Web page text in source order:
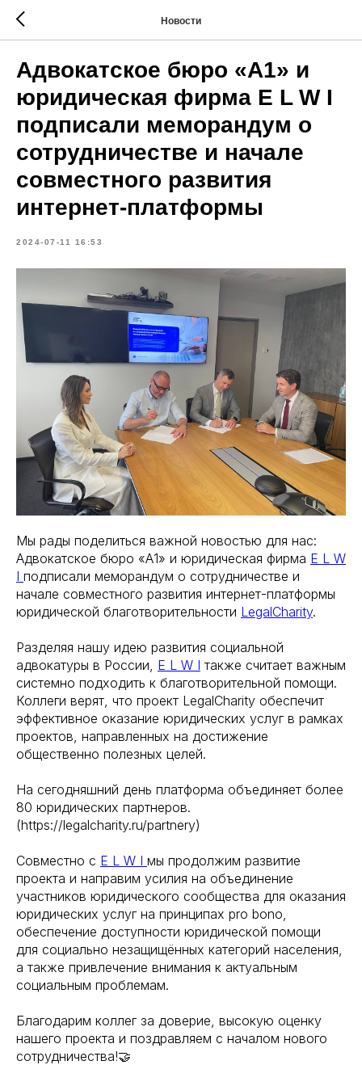
Новости
Адвокатское бюро «А1» и
юридическая фирма E L W I
подписали меморандум о
сотрудничестве и начале
совместного развития
интернет-платформы
2024-07-11 16:53
Мы рады поделиться важной новостью для нас:
Адвокатское бюро «А1» и юридическая фирма E L W
I подписали меморандум о сотрудничестве и
начале совместного развития интернет-платформы
юридической благотворительности LegalCharity.
Разделяя нашу идею развития социальной
адвокатуры в России, E L W I также считает важным
системно подходить к благотворительной помощи.
Коллеги верят, что проект LegalCharity обеспечит
эффективное оказание юридических услуг в рамках
проектов, направленных на достижение
общественно полезных целей.
На сегодняшний день платформа объединяет более
80 юридических партнеров.
(https://legalcharity.ru/partnery)
Совместно с E L W I мы продолжим развитие
проекта и направим усилия на объединение
участников юридического сообщества для оказания
юридических услуг на принципах pro bono,
обеспечение доступности юридической помощи
для социально незащищённых категорий населения,
а также привлечение внимания к актуальным
социальным проблемам.
Благодарим коллег за доверие, высокую оценку
нашего проекта и поздравляем с началом нового
сотрудничества!🤝